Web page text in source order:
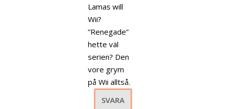
Lamas will
Wii?
”Renegade”
hette väl
serien? Den
vore grym
på Wii alltså.
SVARA